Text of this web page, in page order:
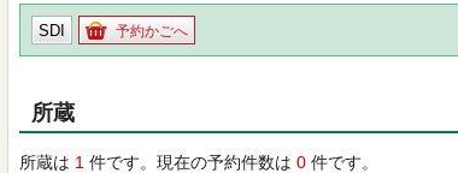
SDI 予約かごへ
所蔵
所蔵は 1 件です。現在の予約件数は 0 件です。